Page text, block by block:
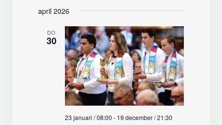
en
weergeven
navigatie
een
april 2026
DO
30
23 januari / 08:00 - 19 december / 21:30